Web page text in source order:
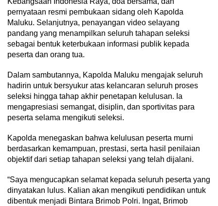
pernyataan resmi pembukaan sidang oleh Kapolda
Maluku. Selanjutnya, penayangan video selayang
pandang yang menampilkan seluruh tahapan seleksi
sebagai bentuk keterbukaan informasi publik kepada
peserta dan orang tua.
Dalam sambutannya, Kapolda Maluku mengajak seluruh
hadirin untuk bersyukur atas kelancaran seluruh proses
seleksi hingga tahap akhir penetapan kelulusan. Ia
mengapresiasi semangat, disiplin, dan sportivitas para
peserta selama mengikuti seleksi.
Kapolda menegaskan bahwa kelulusan peserta murni
berdasarkan kemampuan, prestasi, serta hasil penilaian
objektif dari setiap tahapan seleksi yang telah dijalani.
“Saya mengucapkan selamat kepada seluruh peserta yang
dinyatakan lulus. Kalian akan mengikuti pendidikan untuk
dibentuk menjadi Bintara Brimob Polri. Ingat, Brimob